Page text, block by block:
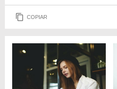
COPIAR